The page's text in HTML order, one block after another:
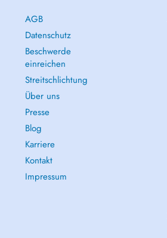
AGB
Datenschutz
Beschwerde
einreichen
Streitschlichtung
Über uns
Presse
Blog
Karriere
Kontakt
Impressum